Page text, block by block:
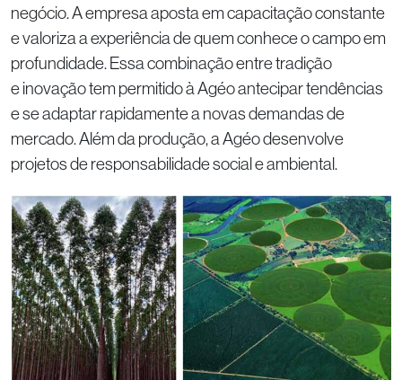
negócio. A empresa aposta em capacitação constante
e valoriza a experiência de quem conhece o campo em
profundidade. Essa combinação entre tradição
e inovação tem permitido à Agéo antecipar tendências
e se adaptar rapidamente a novas demandas de
mercado. Além da produção, a Agéo desenvolve
projetos de responsabilidade social e ambiental.